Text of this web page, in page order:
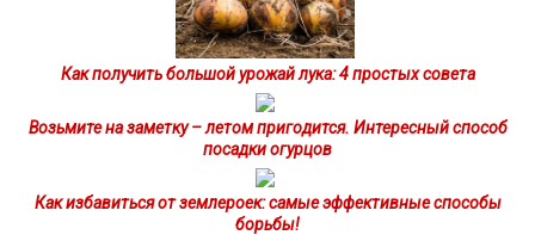
Как получить большой урожай лука: 4 простых совета
Возьмите на заметку – летом пригодится. Интересный способ
посадки огурцов
Как избавиться от землероек: самые эффективные способы
борьбы!